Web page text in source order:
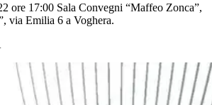
ore 17:00 Sala Convegni “Maffeo Zonca”,
via Emilia 6 a Voghera.